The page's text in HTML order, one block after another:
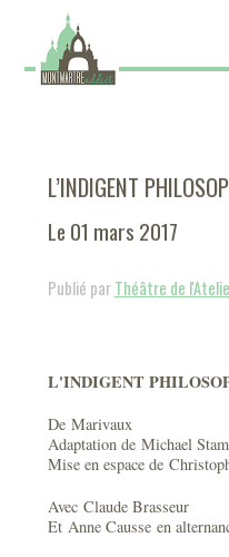
L’INDIGENT
Le 01 mars 2017
Publié parThéâtre de
L'INDIGENT
De Marivaux
Adaptation de Michael
Mise en espace de
Avec Claude Brasseur
Et Anne Causse en